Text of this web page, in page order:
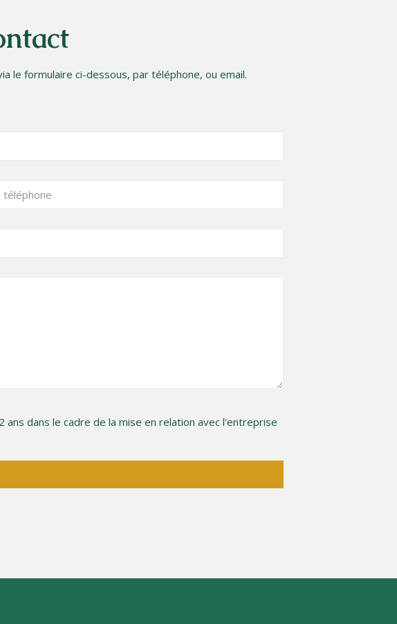
le formulaire ci-dessous, par téléphone, ou email.
dans le cadre de la mise en relation avec l'entreprise